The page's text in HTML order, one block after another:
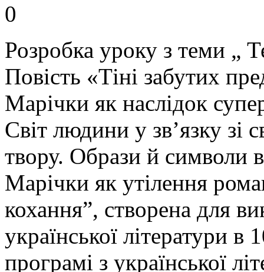
0
Розробка уроку з теми
Повість «Тіні забутих
Марічки як наслідок
Світ людини у зв’язку зі
твору. Образи й символи
Марічки як утілення
кохання”, створена для
української літератури в
програмі з української